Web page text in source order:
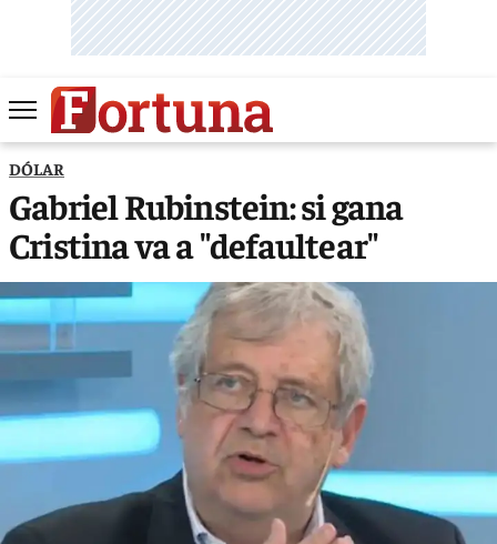
DÓLAR
Gabriel Rubinstein: si gana
Cristina va a "defaultear"